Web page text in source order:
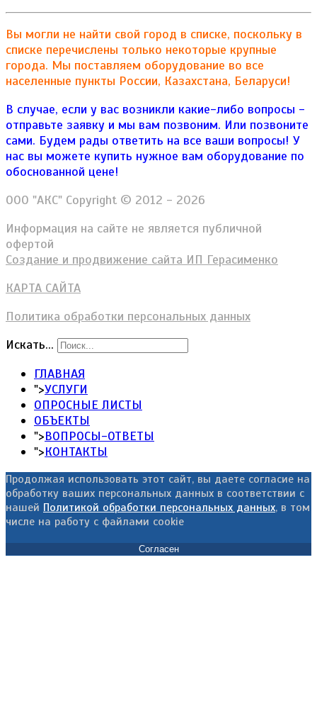
Вы могли не найти свой город в списке, поскольку в
списке перечислены только некоторые крупные
города. Мы поставляем оборудование во все
населенные пункты России, Казахстана, Беларуси!
В случае, если у вас возникли какие-либо вопросы -
отправьте заявку и мы вам позвоним. Или позвоните
сами. Будем рады ответить на все ваши вопросы! У
нас вы можете купить нужное вам оборудование по
обоснованной цене!
ООО "АКС" Copyright © 2012 - 2026
Информация на сайте не является публичной
офертой
Создание и продвижение сайта ИП Герасименко
КАРТА САЙТА
Политика обработки персональных данных
Искать...
ГЛАВНАЯ
">УСЛУГИ
ОПРОСНЫЕ ЛИСТЫ
ОБЪЕКТЫ
">ВОПРОСЫ-ОТВЕТЫ
">КОНТАКТЫ
Продолжая использовать этот сайт, вы даете согласие на
обработку ваших персональных данных в соответствии с
нашей Политикой обработки персональных данных, в том
числе на работу с файлами cookie
Согласен